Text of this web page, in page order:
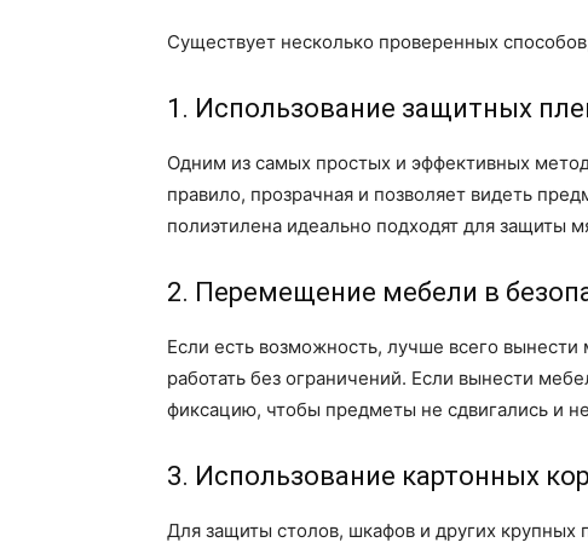
Существует несколько проверенных
1. Использование защитных
Одним из самых простых и эффективных
правило, прозрачная и позволяет видеть
полиэтилена идеально подходят для защиты
2. Перемещение мебели в
Если есть возможность, лучше всего
работать без ограничений. Если вынести
фиксацию, чтобы предметы не сдвигались и
3. Использование картонных
Для защиты столов, шкафов и других